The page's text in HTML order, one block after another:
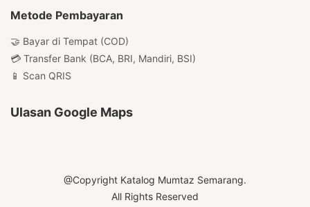
Metode Pembayaran
🤝 Bayar di Tempat (COD)
💳 Transfer Bank (BCA, BRI, Mandiri, BSI)
📱 Scan QRIS
Ulasan Google Maps
@Copyright Katalog Mumtaz Semarang.
All Rights Reserved